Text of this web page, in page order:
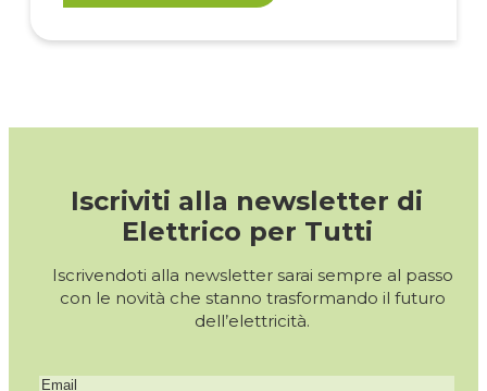
Iscriviti alla newsletter di
Elettrico per Tutti
Iscrivendoti alla newsletter sarai sempre al passo
con le novità che stanno trasformando il futuro
dell’elettricità.